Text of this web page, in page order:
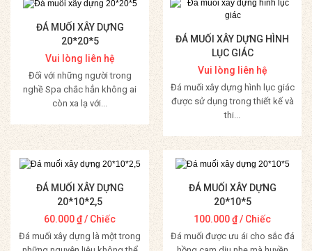
ĐÁ MUỐI XÂY DỰNG
20*20*5
Vui lòng liên hệ
Đối với những người trong
nghề Spa chắc hẳn không ai
còn xa lạ với...
Mua Hàng
ĐÁ MUỐI XÂY DỰNG HÌNH
LỤC GIÁC
Vui lòng liên hệ
Đá muối xây dựng hình lục giác
được sử dụng trong thiết kế và
thi...
Mua Hàng
ĐÁ MUỐI XÂY DỰNG
20*10*2,5
60.000₫/ Chiếc
Đá muối xây dựng là một trong
ĐÁ MUỐI XÂY DỰNG
20*10*5
100.000₫/ Chiếc
Đá muối được ưu ái cho sắc đá